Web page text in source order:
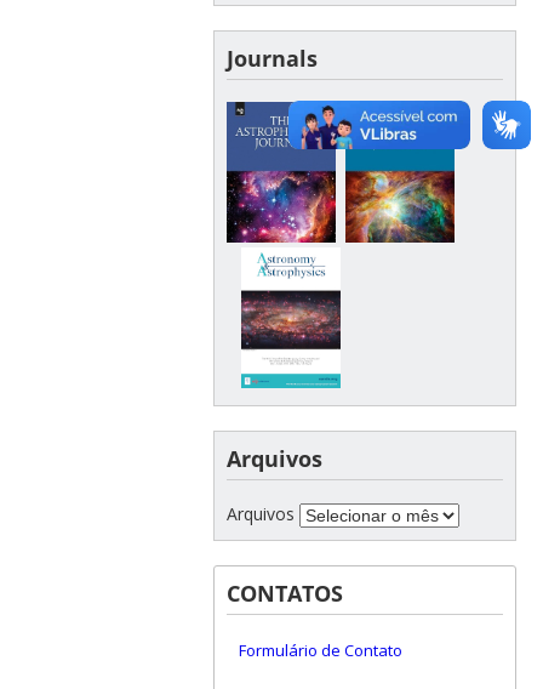
Journals
Arquivos
Arquivos
CONTATOS
Formulário de Contato